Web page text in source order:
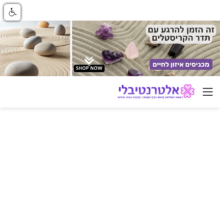
ניווט באתר